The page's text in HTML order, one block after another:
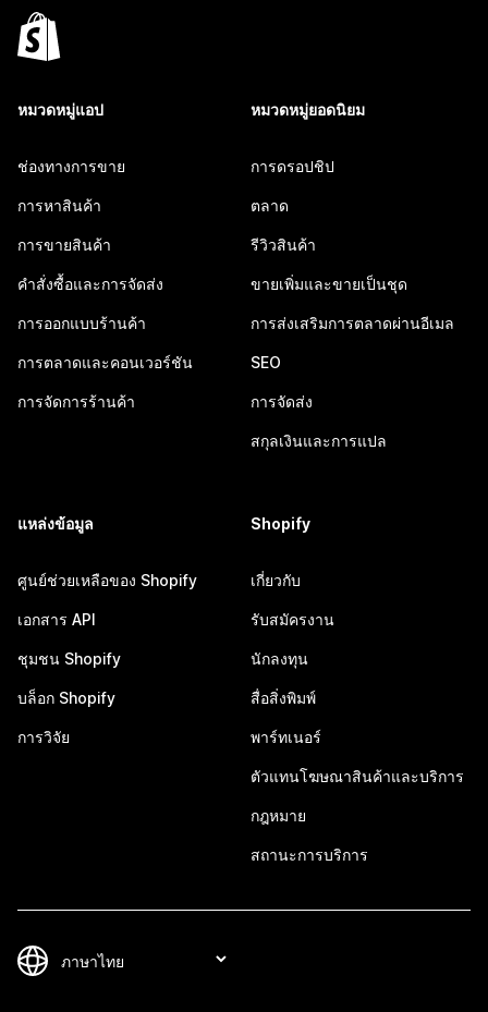
หมวดหมู่แอป
ช่องทางการขาย
การหาสินค้า
การขายสินค้า
คำสั่งซื้อและการจัดส่ง
การออกแบบร้านค้า
การตลาดและคอนเวอร์ชัน
การจัดการร้านค้า
หมวดหมู่ยอดนิยม
การดรอปชิป
ตลาด
รีวิวสินค้า
ขายเพิ่มและขายเป็นชุด
การส่งเสริมการตลาดผ่านอีเมล
SEO
การจัดส่ง
สกุลเงินและการแปล
แหล่งข้อมูล
ศูนย์ช่วยเหลือของ Shopify
เอกสาร API
ชุมชน Shopify
บล็อก Shopify
การวิจัย
Shopify
เกี่ยวกับ
รับสมัครงาน
นักลงทุน
สื่อสิ่งพิมพ์
พาร์ทเนอร์
ตัวแทนโฆษณาสินค้าและบริการ
กฎหมาย
สถานะการบริการ